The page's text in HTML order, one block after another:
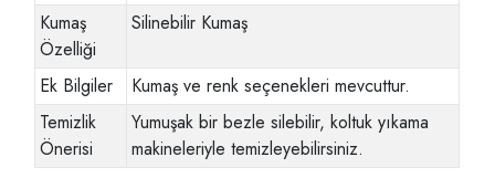
Kumaş
Özelliği
Silinebilir Kumaş
Ek Bilgiler
Kumaş ve renk seçenekleri mevcuttur.
Temizlik
Önerisi
Yumuşak bir bezle silebilir, koltuk yıkama
makineleriyle temizleyebilirsiniz.